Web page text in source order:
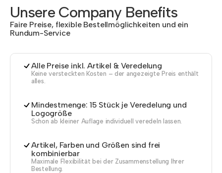
Unsere Company Benefits
Faire Preise, flexible Bestellmöglichkeiten und ein
Rundum-Service
Alle Preise inkl. Artikel & Veredelung
Keine versteckten Kosten – der angezeigte Preis enthält
alles.
Mindestmenge: 15 Stück je Veredelung und
Logogröße
Schon ab kleiner Auflage individuell veredeln lassen.
Artikel, Farben und Größen sind frei
kombinierbar
Maximale Flexibilität bei der Zusammenstellung Ihrer
Bestellung.